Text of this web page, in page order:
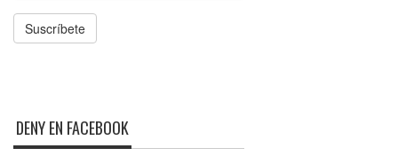
Suscríbete
DENY EN FACEBOOK